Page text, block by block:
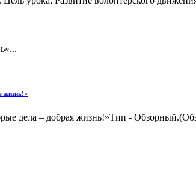
жизнь!»
дела – добрая жизнь!»Тип -